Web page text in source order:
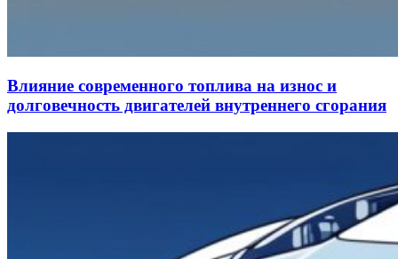
Влияние современного топлива на износ и
долговечность двигателей внутреннего сгорания